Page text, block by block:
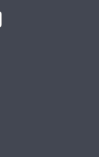
и каждый
с
может